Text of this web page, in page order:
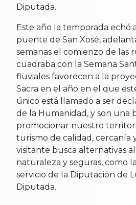
Diputada.
Este año la temporada echó
puente de San Xosé,
semanas el comienzo de las
cuadraba con la Semana
fluviales favorecen a la
Sacra en el año en el que
único está llamado a ser
de la Humanidad, y son una
promocionar nuestro
turismo de calidad, cercanía
visitante busca alternativas
naturaleza y seguras, como
servicio de la Diputación de
Diputada.